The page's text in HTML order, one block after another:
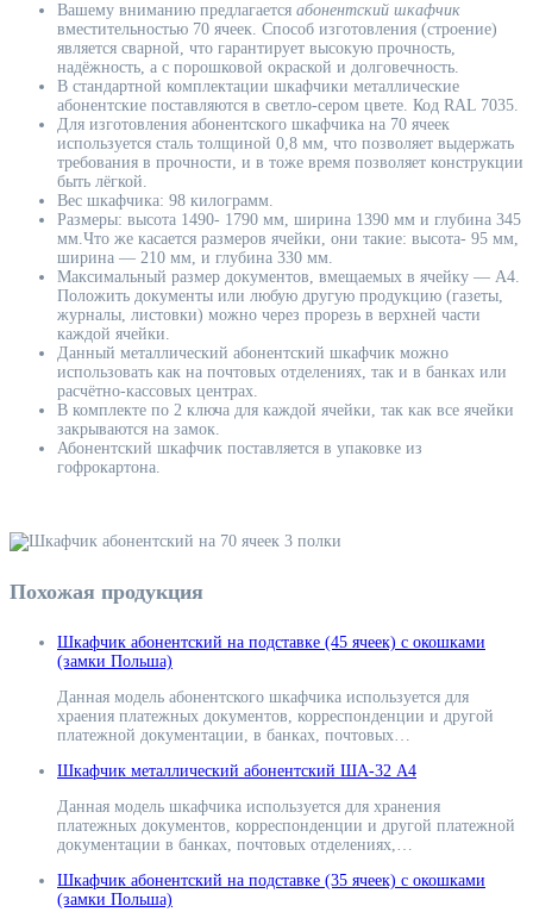
Вашему вниманию предлагается абонентский шкафчик
вместительностью 70 ячеек. Способ изготовления (строение)
является сварной, что гарантирует высокую прочность,
надёжность, а с порошковой окраской и долговечность.
В стандартной комплектации шкафчики металлические
абонентские поставляются в светло-сером цвете. Код RAL 7035.
Для изготовления абонентского шкафчика на 70 ячеек
используется сталь толщиной 0,8 мм, что позволяет выдержать
требования в прочности, и в тоже время позволяет конструкции
быть лёгкой.
Вес шкафчика: 98 килограмм.
Размеры: высота 1490- 1790 мм, ширина 1390 мм и глубина 345
мм.Что же касается размеров ячейки, они такие: высота- 95 мм,
ширина — 210 мм, и глубина 330 мм.
Максимальный размер документов, вмещаемых в ячейку — А4.
Положить документы или любую другую продукцию (газеты,
журналы, листовки) можно через прорезь в верхней части
каждой ячейки.
Данный металлический абонентский шкафчик можно
использовать как на почтовых отделениях, так и в банках или
расчётно-кассовых центрах.
В комплекте по 2 ключа для каждой ячейки, так как все ячейки
закрываются на замок.
Абонентский шкафчик поставляется в упаковке из
гофрокартона.
Похожая продукция
Шкафчик абонентский на подставке (45 ячеек) с окошками
(замки Польша)
Данная модель абонентского шкафчика используется для
храения платежных документов, корреспонденции и другой
платежной документации, в банках, почтовых…
Шкафчик металлический абонентский ША-32 А4
Данная модель шкафчика используется для хранения
платежных документов, корреспонденции и другой платежной
документации в банках, почтовых отделениях,…
Шкафчик абонентский на подставке (35 ячеек) с окошками
(замки Польша)